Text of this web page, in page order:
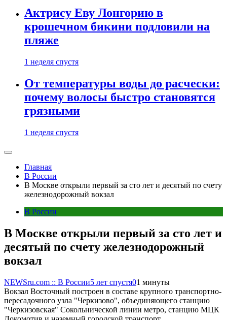
Актрису Еву Лонгорию в
крошечном бикини подловили на
пляже
1 неделя спустя
От температуры воды до расчески:
почему волосы быстро становятся
грязными
1 неделя спустя
Главная
В России
В Москве открыли первый за сто лет и десятый по счету
железнодорожный вокзал
В России
В Москве открыли первый за сто лет и
десятый по счету железнодорожный
вокзал
NEWSru.com :: В России5 лет спустя01 минуты
Вокзал Восточный построен в составе крупного транспортно-
пересадочного узла "Черкизово", объединяющего станцию
"Черкизовская" Сокольнической линии метро, станцию МЦК